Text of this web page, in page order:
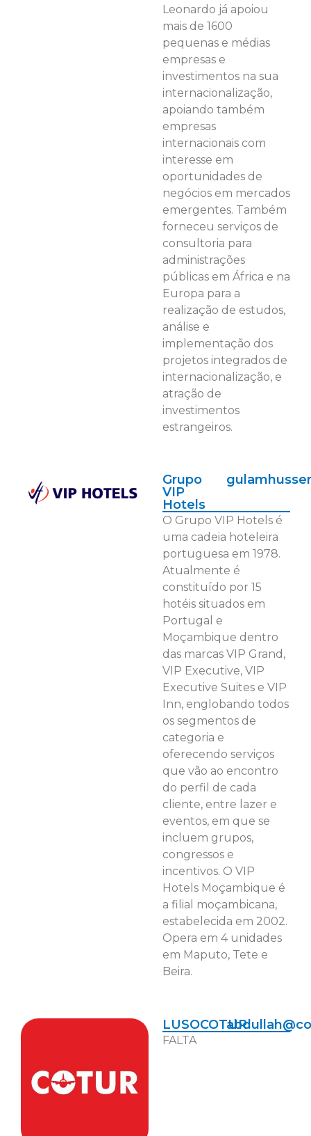
Leonardo já apoiou
mais de 1600
pequenas e médias
empresas e
investimentos na sua
internacionalização,
apoiando também
empresas
internacionais com
interesse em
oportunidades de
negócios em mercados
emergentes. Também
forneceu serviços de
consultoria para
administrações
públicas em África e na
Europa para a
realização de estudos,
análise e
implementação dos
projetos integrados de
internacionalização, e
atração de
investimentos
estrangeiros.
Grupo
VIP
Hotels
O Grupo VIP Hotels é
uma cadeia hoteleira
portuguesa em 1978.
Atualmente é
constituído por 15
hotéis situados em
Portugal e
Moçambique dentro
das marcas VIP Grand,
VIP Executive, VIP
Executive Suites e VIP
Inn, englobando todos
os segmentos de
categoria e
oferecendo serviços
que vão ao encontro
do perfil de cada
cliente, entre lazer e
eventos, em que se
incluem grupos,
congressos e
incentivos. O VIP
Hotels Moçambique é
a filial moçambicana,
estabelecida em 2002.
Opera em 4 unidades
em Maputo, Tete e
Beira.
LUSOCOTUR
FALTA